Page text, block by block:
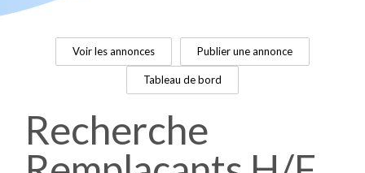
Voir les annonces Publier une annonce
Tableau de bord
Recherche